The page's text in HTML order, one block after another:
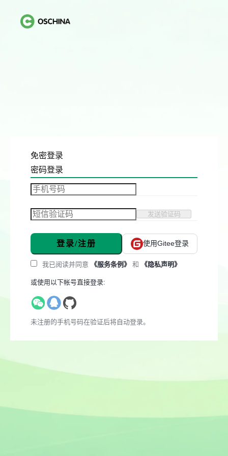
免密登录
密码登录
发送验证码
登录/注册 使用Gitee登录
我已阅读并同意 《服务条例》 和 《隐私声明》
或使用以下帐号直接登录:
未注册的手机号码在验证后将自动登录。